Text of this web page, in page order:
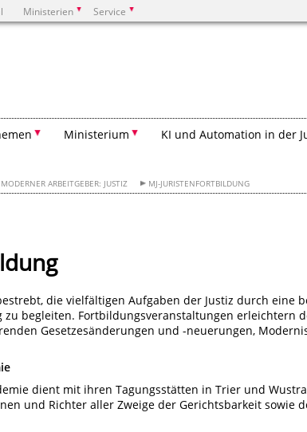
Ministerien Service
Ministerium KI und Automation in der
MODERNER ARBEITGEBER: JUSTIZ MJ-JURISTENFORTBILDUNG
die vielfältigen Aufgaben der Justiz durch eine
begleiten. Fortbildungsveranstaltungen erleichtern
Gesetzesänderungen und -neuerungen,
dient mit ihren Tagungsstätten in Trier und
und Richter aller Zweige der Gerichtsbarkeit sowie